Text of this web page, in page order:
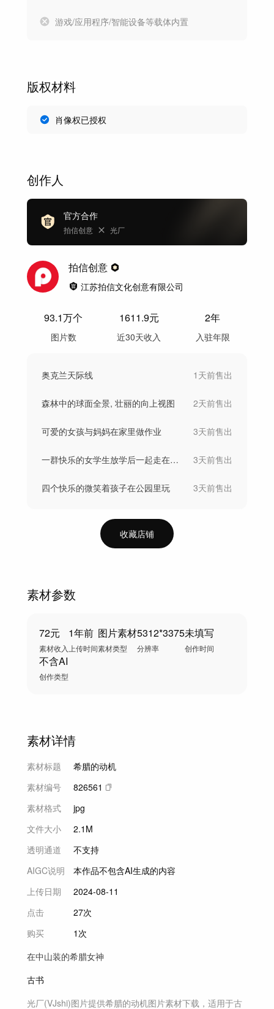
游戏/应用程序/智能设备等载体内置
版权材料
肖像权已授权
创作人
官方合作
拍信创意 光厂
拍信创意
江苏拍信文化创意有限公司
93.1万个
图片数
1611.9元
近30天收入
2年
入驻年限
奥克兰天际线 1天前售出
森林中的球面全景, 壮丽的向上视图 2天前售出
可爱的女孩与妈妈在家里做作业 3天前售出
一群快乐的女学生放学后一起走在一起的笔记 3天前售出
四个快乐的微笑着孩子在公园里玩 3天前售出
收藏店铺
素材参数
72元
素材收入
1年前
上传时间
图片素材
素材类型
5312*3375
分辨率
未填写
创作时间
不含AI
创作类型
素材详情
素材标题
希腊的动机
素材编号
826561
素材格式
jpg
文件大小
2.1M
透明通道
不支持
AIGC说明
本作品不包含AI生成的内容
上传日期
2024-08-11
点击
27次
购买
1次
在中山装的希腊女神
古书
光厂(VJshi)图片提供希腊的动机图片素材下载，适用于古